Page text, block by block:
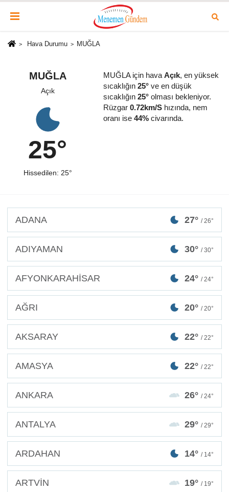
Hava Durumu MUĞLA
MUĞLA
Açık
25°
Hissedilen: 25°
MUĞLA için hava Açık, en yüksek
sıcaklığın 25°ve en düşük
sıcaklığın 25°olması bekleniyor.
Rüzgar 0.72km/Shızında, nem
oranı ise 44%civarında.
ADANA 27° / 26°
ADIYAMAN 30° / 30°
AFYONKARAHİSAR 24° / 24°
AĞRI 20° / 20°
AKSARAY 22° / 22°
AMASYA 22° / 22°
ANKARA 26° / 24°
ANTALYA 29° / 29°
ARDAHAN 14° / 14°
ARTVİN 19° / 19°